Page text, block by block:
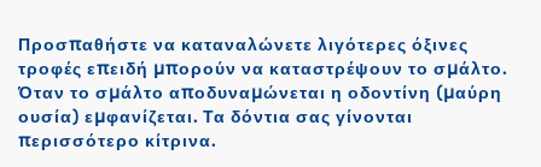
Προσπαθήστε να καταναλώνετε λιγότερες όξινες
τροφές επειδή μπορούν να καταστρέψουν το σμάλτο.
Όταν το σμάλτο αποδυναμώνεται η οδοντίνη (μαύρη
ουσία) εμφανίζεται. Τα δόντια σας γίνονται
περισσότερο κίτρινα.